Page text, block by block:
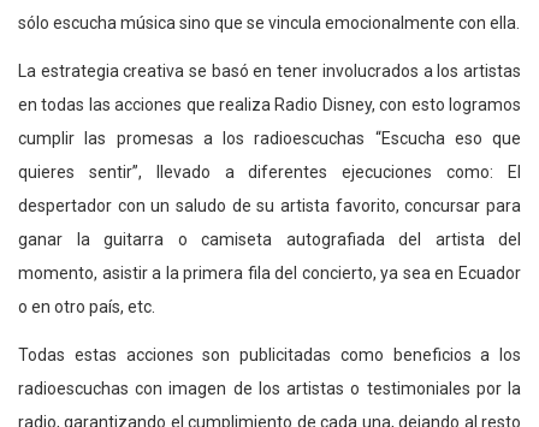
sólo escucha música sino que se vincula emocionalmente con ella.
La estrategia creativa se basó en tener involucrados a los artistas
en todas las acciones que realiza Radio Disney, con esto logramos
cumplir las promesas a los radioescuchas “Escucha eso que
quieres sentir”, llevado a diferentes ejecuciones como: El
despertador con un saludo de su artista favorito, concursar para
ganar la guitarra o camiseta autografiada del artista del
momento, asistir a la primera fila del concierto, ya sea en Ecuador
o en otro país, etc.
Todas estas acciones son publicitadas como beneficios a los
radioescuchas con imagen de los artistas o testimoniales por la
radio, garantizando el cumplimiento de cada una, dejando al resto